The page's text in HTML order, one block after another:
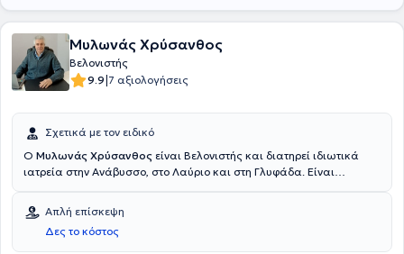
Μυλωνάς Χρύσανθος
Βελονιστής
9.9|7 αξιολογήσεις
Σχετικά με τον ειδικό
Ο Μυλωνάς Χρύσανθος είναι Βελονιστής και διατηρεί ιδιωτικά
ιατρεία στην Ανάβυσσο, στο Λαύριο και στη Γλυφάδα. Είναι
Θεσσαλονίκης και ολοκλήρωσε την ειδικότητα της Γενικής
Χειρουργικής στο Γενικό Κρατικό Νοσοκομείο Νίκαιας. Κατά τη
διάρκεια της επαγγελματικής του πορείας, υπήρξε Επιστημονικός
Απλή επίσκεψη
Δες το κόστος